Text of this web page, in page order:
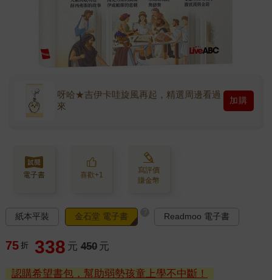
呀哈★吉伊卡哇旋風再起，精選周邊看過
來
加購
電子書 喜歡+1
寫評價
賺金幣
紙本平裝 金石堂 電子書 Readmoo 電子書
75 折 338 元 450 元
認購希望書包，幫助弱勢孩童上學不中斷！